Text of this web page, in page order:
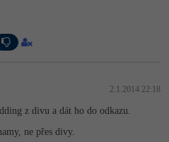
-80%
2.1.2014 22:18
z divu a dát ho do odkazu.
ne přes divy.